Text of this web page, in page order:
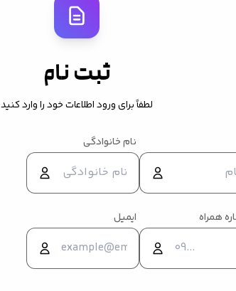
ثبت نام
لطفاً برای ورود اطلاعات خود را وارد کنید
نام خانوادگی
همراه ایمیل